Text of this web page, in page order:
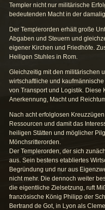
Templer nicht nur militärische
bedeutenden Macht in der
Der Templerorden erhält große
Abgaben und Steuern und
eigener Kirchen und Friedhöfe.
Heiligen Stuhles in Rom.
Gleichzeitig mit den militärischen
wirtschaftliche und
von Transport und Logistik. Diese
Anerkennung, Macht und
Nach acht erfolglosen
Ressourcen und damit das
heiligen Stätten und möglicher
Mönchsritterorden.
Der Templerorden, der sich
aus. Sein bestens etabliertes
Begründung und nur aus
nicht mehr. Die dennoch weiter
die eigentliche Zielsetzung, ruft
französische König Philipp der
Bertrand de Got, in Lyon als